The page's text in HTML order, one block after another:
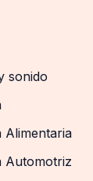
sonido
Alimentaria
Automotriz